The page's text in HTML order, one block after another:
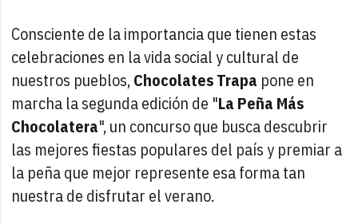
Consciente de la importancia que tienen estas
celebraciones en la vida social y cultural de
nuestros pueblos,Chocolates Trapa pone en
marcha la segunda edición de "La Peña Más
Chocolatera", un concurso que busca descubrir
las mejores fiestas populares del país y premiar a
la peña que mejor represente esa forma tan
nuestra de disfrutar el verano.